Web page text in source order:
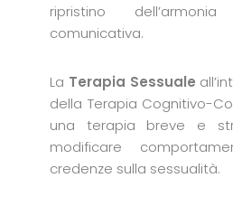
ripristino
comunicativa.
La Terapia Sessuale
della Terapia Cognitivo-
una terapia breve e
modificare
credenze sulla sessualità.